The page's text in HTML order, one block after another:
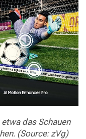
das Schauen
(Source: zVg)